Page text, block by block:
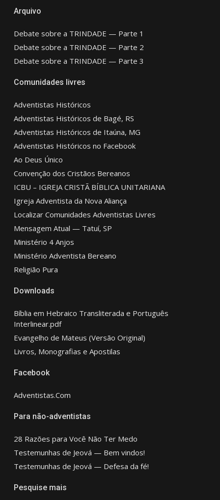
Arquivo
Debate sobre a TRINDADE — Parte 1
Debate sobre a TRINDADE — Parte 2
Debate sobre a TRINDADE — Parte 3
Comunidades livres
Adventistas Históricos
Adventistas Históricos de Bagé, RS
Adventistas Históricos de Itaúna, MG
Adventistas Históricos no Facebook
Ao Deus Único
Convenção dos Cristãos Bereanos
ICBU – IGREJA CRISTÃ BÍBLICA UNITARIANA
Igreja Adventista da Nova Aliança
Localizar Comunidades Adventistas Livres
Mensagem Atual — Tatuí, SP
Ministério 4 Anjos
Ministério Adventista Bereano
Religião Pura
Downloads
Bíblia em Hebraico Transliterada e Português
Interlinear.pdf
Evangelho de Mateus (Versão Original)
Livros, Monografias e Apostilas
Facebook
Adventistas.Com
Para não-adventistas
28 Razões para Você Não Ter Medo
Testemunhas de Jeová — Bem vindos!
Testemunhas de Jeová — Defesa da fé!
Pesquise mais